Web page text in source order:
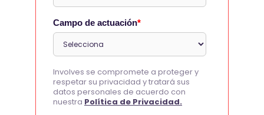
Campo de actuación*
Involves se compromete a proteger y
respetar su privacidad y tratará sus
datos personales de acuerdo con
nuestra Política de Privacidad.